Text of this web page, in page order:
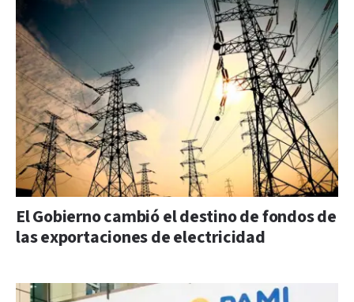
El Gobierno cambió el destino de fondos de
las exportaciones de electricidad